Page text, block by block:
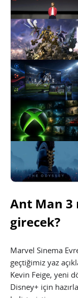
Ant Man 3
girecek?
Marvel Sinema
geçtiğimiz yaz
Kevin Feige, yeni
Disney+ için